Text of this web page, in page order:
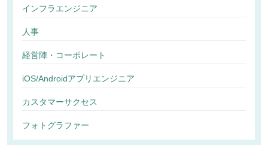
インフラエンジニア
人事
経営陣・コーポレート
iOS/Androidアプリエンジニア
カスタマーサクセス
フォトグラファー